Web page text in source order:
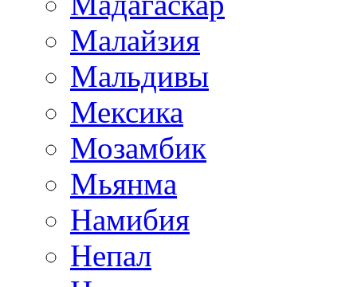
Малайзия
Мальдивы
Мексика
Мозамбик
Мьянма
Намибия
Непал